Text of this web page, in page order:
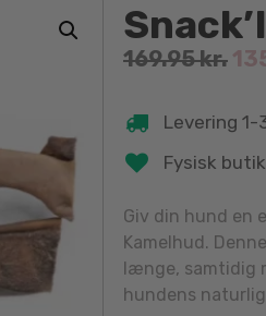
169.95kr.
Levering 1-
Fysisk
Giv din hund en
Kamelhud.
længe, samtidig
hundens